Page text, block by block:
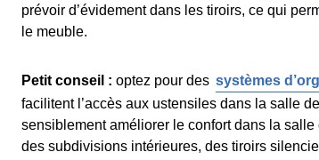
prévoir d’évidement dans les tiroirs, ce qui
le meuble.
Petit conseil : optez pour des systèmes
facilitent l’accès aux ustensiles dans la salle
sensiblement améliorer le confort dans la
des subdivisions intérieures, des tiroirs